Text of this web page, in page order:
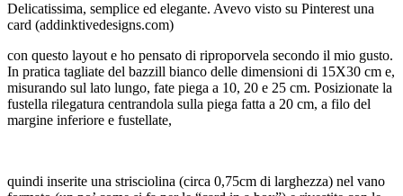
Delicatissima, semplice ed elegante. Avevo visto su Pinterest una
card (addinktivedesigns.com)
con questo layout e ho pensato di riproporvela secondo il mio gusto.
In pratica tagliate del bazzill bianco delle dimensioni di 15X30 cm e,
misurando sul lato lungo, fate piega a 10, 20 e 25 cm. Posizionate la
fustella rilegatura centrandola sulla piega fatta a 20 cm, a filo del
margine inferiore e fustellate,
quindi inserite una strisciolina (circa 0,75cm di larghezza) nel vano